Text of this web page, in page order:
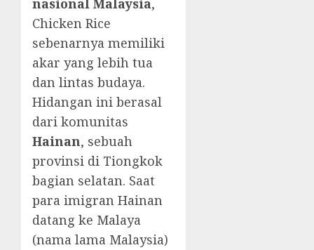
nasional Malaysia,
Chicken Rice
sebenarnya memiliki
akar yang lebih tua
dan lintas budaya.
Hidangan ini berasal
dari komunitas
Hainan, sebuah
provinsi di Tiongkok
bagian selatan. Saat
para imigran Hainan
datang ke Malaya
(nama lama Malaysia)